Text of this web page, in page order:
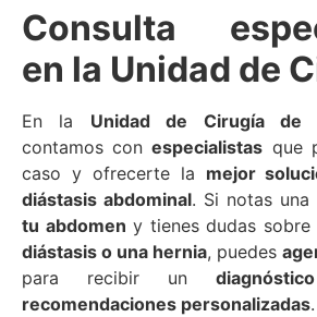
Consulta
en la Unidad de
En la Unidad de Cirugía de
contamos conespecialistas que
caso y ofrecerte la mejor
diástasis abdominal. Si notas una
tu abdomen y tienes dudas
diástasis o una hernia, puedes
para recibir un
recomendaciones personalizadas.